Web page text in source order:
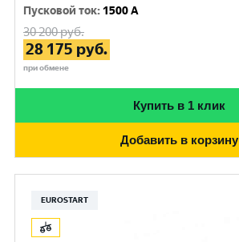
Пусковой ток: 1500 A
30 200руб.
28 175 руб.
при обмене
Купить в 1 клик
Добавить в корзину
EUROSTART